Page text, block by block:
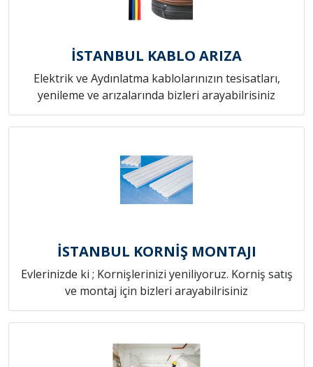
İSTANBUL KABLO ARIZA
Elektrik ve Aydınlatma kablolarınızın tesisatları,
yenileme ve arızalarında bizleri arayabilrisiniz
İSTANBUL KORNİŞ MONTAJI
Evlerinizde ki ; Kornişlerinizi yeniliyoruz. Korniş satış
ve montaj için bizleri arayabilrisiniz